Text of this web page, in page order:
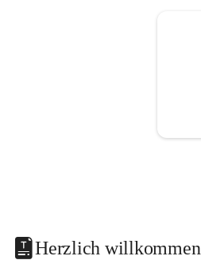
Herzlich willkommen